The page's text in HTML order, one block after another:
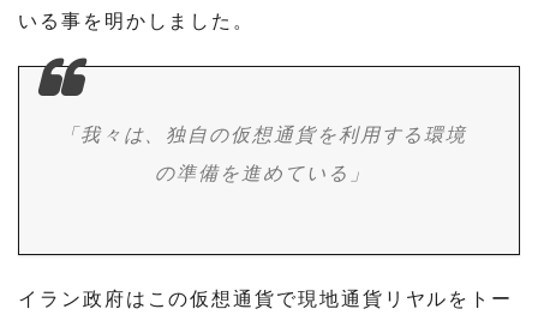
いる事を明かしました。
「我々は、独自の仮想通貨を利用する環境
の準備を進めている」
イラン政府はこの仮想通貨で現地通貨リヤルをトー